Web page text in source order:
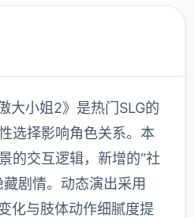
大小姐2》是热门SLG的
选择影响角色关系。本
的交互逻辑，新增的“社
剧情。动态演出采用
化与肢体动作细腻度提